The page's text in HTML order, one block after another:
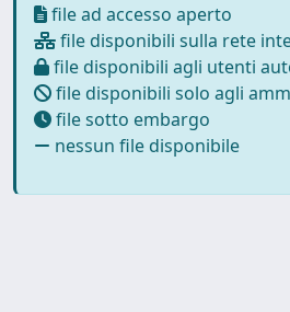
file ad accesso aperto
file disponibili sulla rete
file disponibili agli utenti
file disponibili solo agli
file sotto embargo
nessun file disponibile